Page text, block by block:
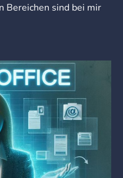
Bereichen sind bei mir